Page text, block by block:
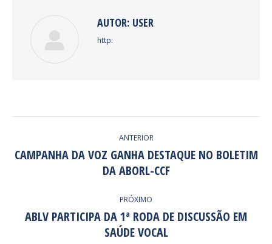
AUTOR: USER
http:
DE
ANTERIOR
Post
anterior:
CAMPANHA DA VOZ GANHA DESTAQUE NO BOLETIM
DA ABORL-CCF
PRÓXIMO
Próximo
post:
ABLV PARTICIPA DA 1ª RODA DE DISCUSSÃO EM
SAÚDE VOCAL